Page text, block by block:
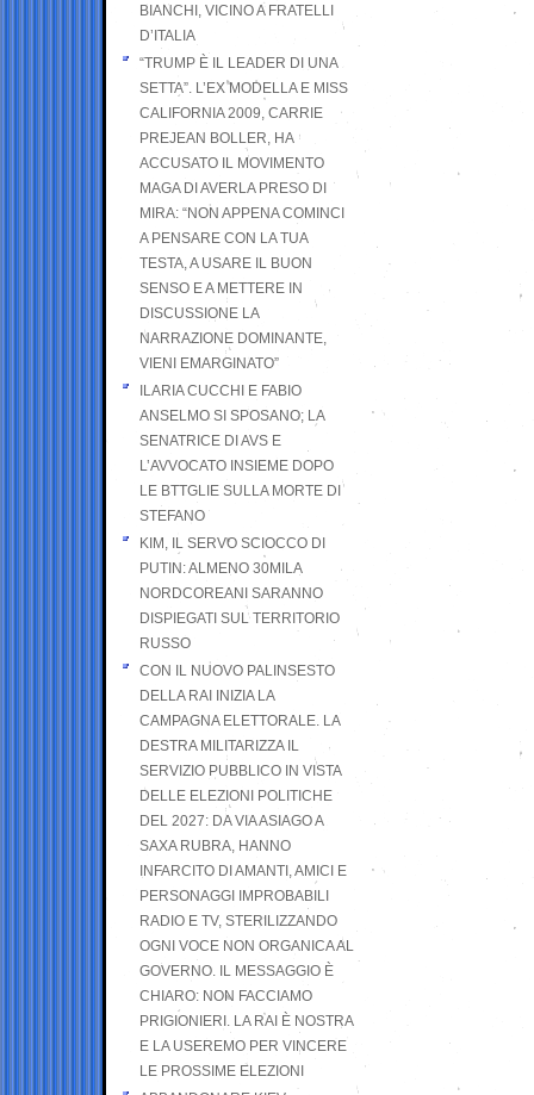
BIANCHI, VICINO A FRATELLI
D’ITALIA
“TRUMP È IL LEADER DI UNA
SETTA”. L’EX MODELLA E MISS
CALIFORNIA 2009, CARRIE
PREJEAN BOLLER, HA
ACCUSATO IL MOVIMENTO
MAGA DI AVERLA PRESO DI
MIRA: “NON APPENA COMINCI
A PENSARE CON LA TUA
TESTA, A USARE IL BUON
SENSO E A METTERE IN
DISCUSSIONE LA
NARRAZIONE DOMINANTE,
VIENI EMARGINATO”
ILARIA CUCCHI E FABIO
ANSELMO SI SPOSANO; LA
SENATRICE DI AVS E
L’AVVOCATO INSIEME DOPO
LE BTTGLIE SULLA MORTE DI
STEFANO
KIM, IL SERVO SCIOCCO DI
PUTIN: ALMENO 30MILA
NORDCOREANI SARANNO
DISPIEGATI SUL TERRITORIO
RUSSO
CON IL NUOVO PALINSESTO
DELLA RAI INIZIA LA
CAMPAGNA ELETTORALE. LA
DESTRA MILITARIZZA IL
SERVIZIO PUBBLICO IN VISTA
DELLE ELEZIONI POLITICHE
DEL 2027: DA VIA ASIAGO A
SAXA RUBRA, HANNO
INFARCITO DI AMANTI, AMICI E
PERSONAGGI IMPROBABILI
RADIO E TV, STERILIZZANDO
OGNI VOCE NON ORGANICA AL
GOVERNO. IL MESSAGGIO È
CHIARO: NON FACCIAMO
PRIGIONIERI. LA RAI È NOSTRA
E LA USEREMO PER VINCERE
LE PROSSIME ELEZIONI